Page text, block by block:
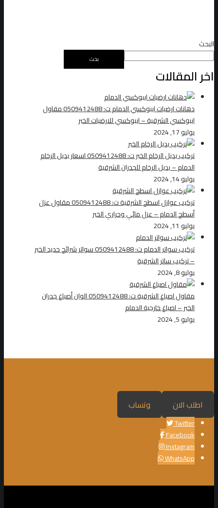
البحث
بحث
اخر المقالات
دهانات ارضيات ايبوكسي الدمام ت: 0509412488 مقاول
ايبوكسي الشرقية – ايبوكسي للارضيات الخبر
يوليو 17, 2024
تركيب بديل الرخام الخبر ت: 0509412488 اسعار بديل الرخام
الدمام – بديل الرخام للجدران الشرقية
يوليو 14, 2024
تركيب عوازل اسطح الشرقية ت: 0509412488 مقاول عزل
أسطح الدمام – عزل مائي وحراري الخبر
يوليو 11, 2024
تركيب سواتر الدمام ت: 0509412488 سواتر شرائح حديد الخبر
– تركيب ساتر الشرقية
يوليو 8, 2024
مقاول اصباغ الشرقية ت: 0509412488 الوان أصباغ جدران
الخبر – اصباغ خارجية الدمام
يوليو 5, 2024
اطلب الان وتساب
Twitter
Facebook
Instagram
WhatsApp